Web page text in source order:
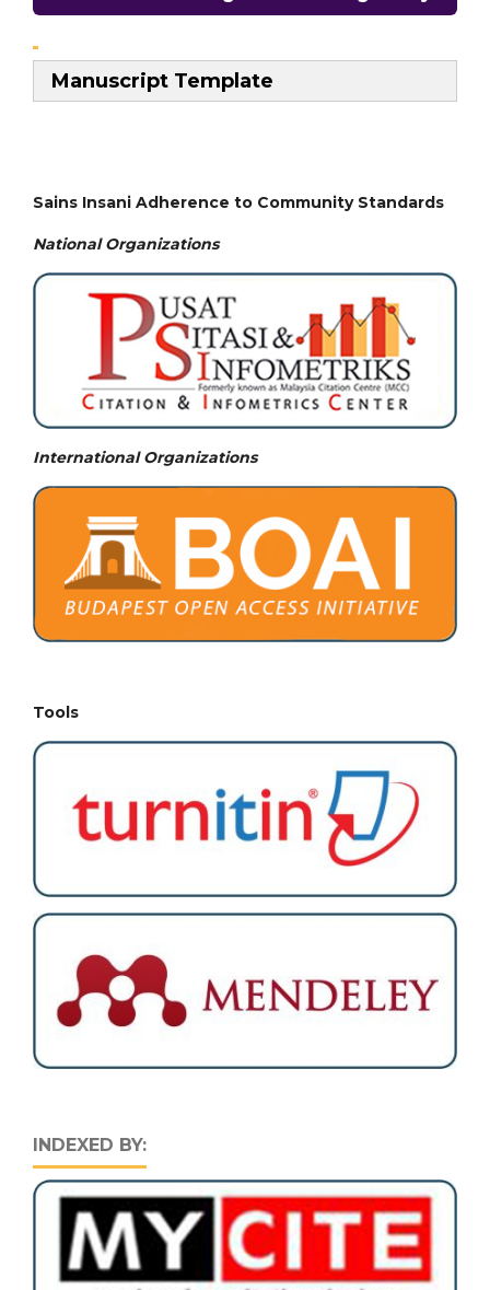
Manuscript Template
Sains Insani Adherence to Community Standards
National Organizations
International Organizations
Tools
INDEXED BY: